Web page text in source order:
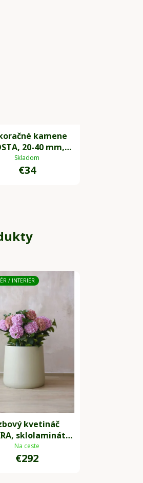
kamene
20-40 mm,
plast, biela
Skladom
€34
/ INTERIÉR
kvetináč
sklolaminát,
55 x výška 50
cm, béžový
Na ceste
€292